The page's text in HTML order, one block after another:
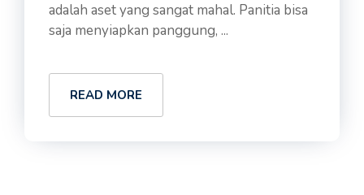
adalah aset yang sangat mahal. Panitia bisa
saja menyiapkan panggung, ...
READ MORE